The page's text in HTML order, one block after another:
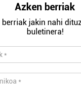
Azken berriak
berriak jakin nahi
buletinera!